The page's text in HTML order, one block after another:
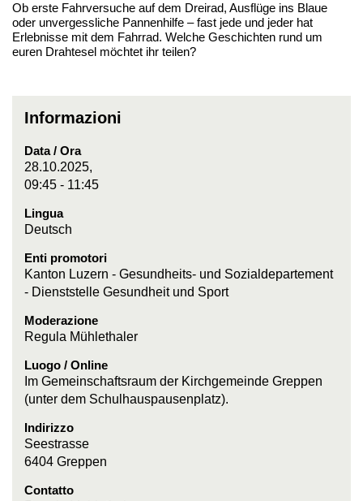
Ob erste Fahrversuche auf dem Dreirad, Ausflüge ins Blaue
oder unvergessliche Pannenhilfe – fast jede und jeder hat
Erlebnisse mit dem Fahrrad. Welche Geschichten rund um
euren Drahtesel möchtet ihr teilen?
Informazioni
Data / Ora
28.10.2025,
09:45 - 11:45
Lingua
Deutsch
Enti promotori
Kanton Luzern - Gesundheits- und Sozialdepartement
- Dienststelle Gesundheit und Sport
Moderazione
Regula Mühlethaler
Luogo / Online
Im Gemeinschaftsraum der Kirchgemeinde Greppen
(unter dem Schulhauspausenplatz).
Indirizzo
Seestrasse
6404 Greppen
Contatto